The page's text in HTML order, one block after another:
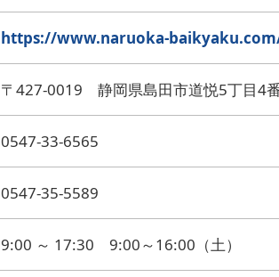
https://www.naruoka-
〒427-0019 静岡県島田市道悦5丁目4
0547-33-6565
0547-35-5589
9:00 ～ 17:30 9:00～16:00（土）